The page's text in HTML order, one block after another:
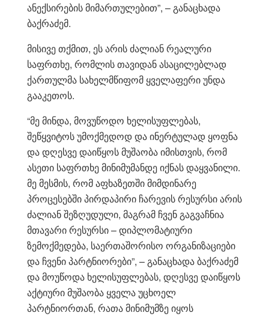
ანექსირების მიმართულებით”, – განაცხადა
ბაქრაძემ.
მისივე თქმით, ეს არის ძალიან რეალური
საფრთხე, რომლის თავიდან ასაცილებლად
ქართულმა სახელმწიფომ ყველაფერი უნდა
გააკეთოს.
“მე მინდა, მოვუწოდო ხელისუფლებას,
შეწყვიტოს უმოქმედოდ და ინერტულად ყოფნა
და დღესვე დაიწყოს მუშაობა იმისთვის, რომ
ასეთი საფრთხე მინიმუმანდე იქნას დაყვანილი.
მე მესმის, რომ აფხაზეთში მიმდინარე
პროცესებში პირდაპირი ჩარევის რესურსი არის
ძალიან შეზღუდული, მაგრამ ჩვენ გაგვაჩნია
მთავარი რესურსი – დიპლომატიური
ზემოქმედება, საერთაშორისო ორგანიზაციები
და ჩვენი პარტნიორები”, – განაცხადა ბაქრაძემ
და მოუწოდა ხელისუფლებას, დღესვე დაიწყოს
აქტიური მუშაობა ყველა უცხოელ
პარტნიორთან, რათა მინიმუმზე იყოს